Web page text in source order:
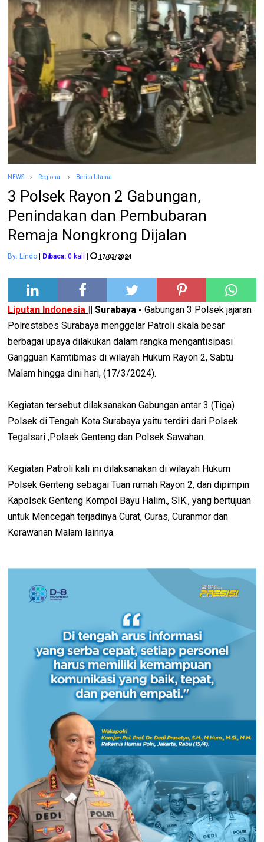
NEWS Regional Berita Utama
3 Polsek Rayon 2 Gabungan,
Penindakan dan Pembubaran
Remaja Nongkrong Dijalan
By: Lindo Dibaca: 0 kali | 17/03/2024
Liputan Indonesia | | Surabaya -Gabungan 3 Polsek jajaran
Polrestabes Surabaya menggelar Patroli skala besar
berbagai upaya dilakukan dalam rangka mengantisipasi
Gangguan Kamtibmas di wilayah Hukum Rayon 2, Sabtu
Malam hingga dini hari, (17/3/2024).
Kegiatan tersebut dilaksanakan Gabungan antar 3 (Tiga)
Polsek di Tengah Kota Surabaya yaitu terdiri dari Polsek
Tegalsari ,Polsek Genteng dan Polsek Sawahan.
Kegiatan Patroli kali ini dilaksanakan di wilayah Hukum
Polsek Genteng sebagai Tuan rumah Rayon 2, dan dipimpin
Kapolsek Genteng Kompol Bayu Halim., SIK., yang bertujuan
untuk Mencegah terjadinya Curat, Curas, Curanmor dan
Kerawanan Malam lainnya.